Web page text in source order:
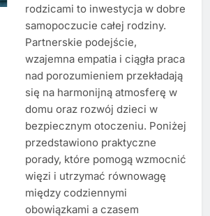
rodzicami to inwestycja w dobre
samopoczucie całej rodziny.
Partnerskie podejście,
wzajemna empatia i ciągła praca
nad porozumieniem przekładają
się na harmonijną atmosferę w
domu oraz rozwój dzieci w
bezpiecznym otoczeniu. Poniżej
przedstawiono praktyczne
porady, które pomogą wzmocnić
więzi i utrzymać równowagę
między codziennymi
obowiązkami a czasem